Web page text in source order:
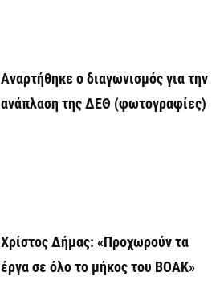
Αναρτήθηκε o διαγωνισμός για την
ανάπλαση της ΔΕΘ (φωτογραφίες)
Χρίστος Δήμας: «Προχωρούν τα
έργα σε όλο το μήκος του ΒΟΑΚ»